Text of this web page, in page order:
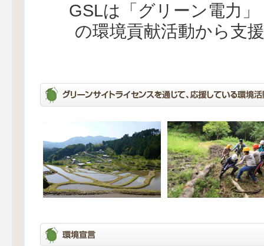
GSLは「グリーン電力
の環境貢献活動から支